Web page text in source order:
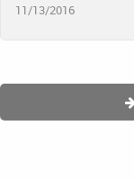
11/13/2016